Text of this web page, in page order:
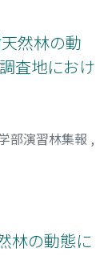
然林の動
査地におけ
部演習林集報 ,
林の動態に